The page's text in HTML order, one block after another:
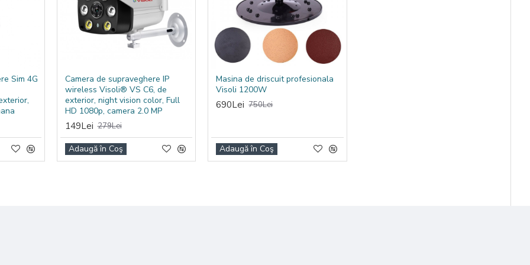
in conditii de temperatura scazuta.
datorita cresterii performantei modulelor fotovoltaice.
multa radiatie solara si o foaie care fac
e ca excesul de lumina solara sa revina in
solare nu il folosesc.
cu panourile solare fotovoltaice cu aceeasi distributie,
Sim 4G
Camera de supraveghere IP
wireless Visoli® VS C6, de
exterior, night vision color, Full
HD 1080p, camera 2.0 MP
149Lei 279Lei
Adaugă în Coş
Masina de driscuit profesionala
Visoli 1200W
690Lei 750Lei
Adaugă în Coş